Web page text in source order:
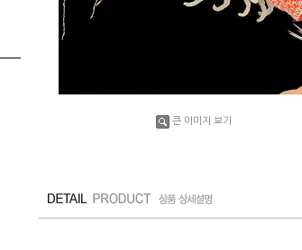
큰 이미지 보기